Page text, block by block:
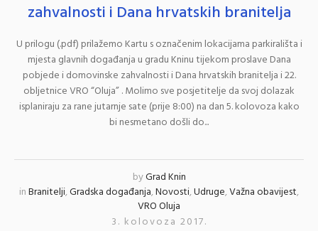
zahvalnosti i Dana hrvatskih branitelja
U prilogu (.pdf) prilažemo Kartu s označenim lokacijama parkirališta i
mjesta glavnih događanja u gradu Kninu tijekom proslave Dana
pobjede i domovinske zahvalnosti i Dana hrvatskih branitelja i 22.
obljetnice VRO “Oluja” . Molimo sve posjetitelje da svoj dolazak
isplaniraju za rane jutarnje sate (prije 8:00) na dan 5. kolovoza kako
bi nesmetano došli do...
byGrad Knin
inBranitelji,Gradska događanja,Novosti,Udruge,Važna obavijest,
VRO Oluja
3. kolovoza 2017.